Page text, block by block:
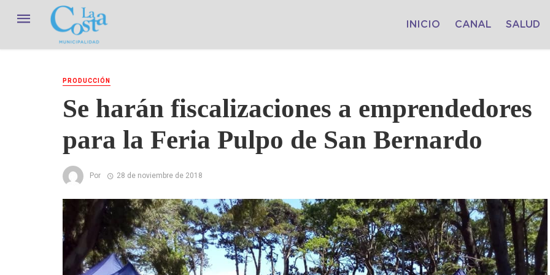
INICIO CANAL SALUD
PRODUCCIÓN
Se harán fiscalizaciones a emprendedores
para la Feria Pulpo de San Bernardo
Por 28 de noviembre de 2018